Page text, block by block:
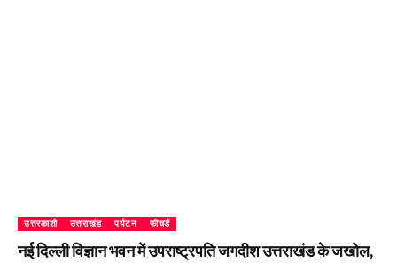
उत्तरकाशी उत्तराखंड पर्यटन फीचर्ड
नई दिल्ली विज्ञान भवन में उपराष्ट्रपति जगदीश उत्तराखंड के जखोल,